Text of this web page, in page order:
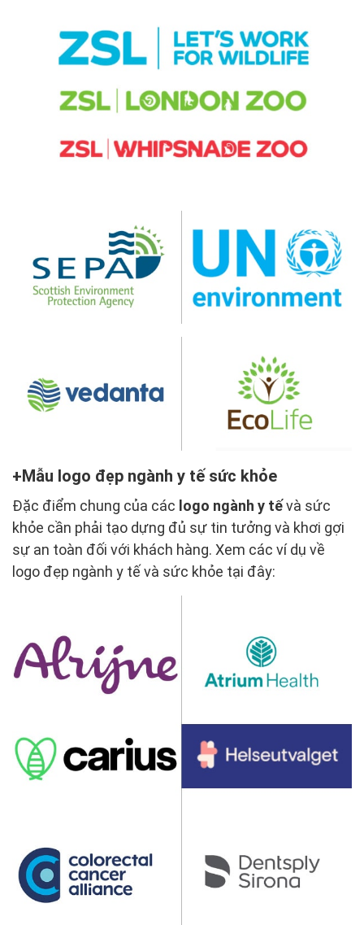
Mẫu logo đẹp ngành y tế sức khỏe
Đặc điểm chung của các logo ngành y tếvà sức
khỏe cần phải tạo dựng đủ sự tin tưởng và khơi gợi
sự an toàn đối với khách hàng. Xem các ví dụ về
logo đẹp ngành y tế và sức khỏe tại đây: